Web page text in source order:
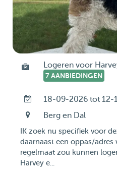
Logeren voor
7 AANBIEDINGEN
18-09-2026 tot 12-
Berg en Dal
IK zoek nu specifiek voor
daarnaast een oppas/adres
regelmaat zou kunnen
Harvey e...